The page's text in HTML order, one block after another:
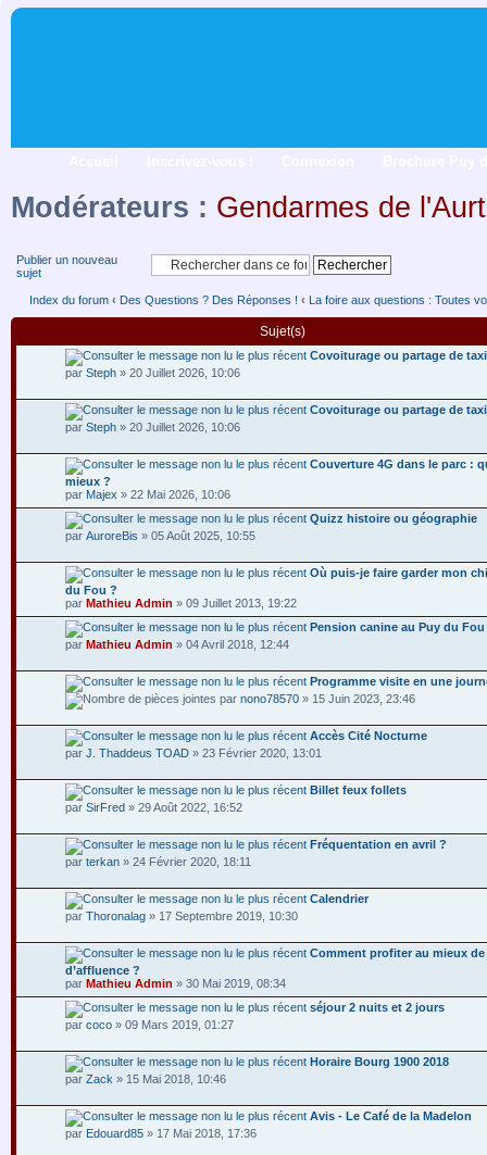
Modérateurs : Gendarmes de
Publier un nouveau
sujet
Index du forum ‹ Des Questions ? Des Réponses ! ‹ La foire aux questions : Toutes
Sujet(s)
Covoiturage ou partage de taxi
par Steph » 20 Juillet 2026, 10:06
Covoiturage ou partage de taxi
par Steph » 20 Juillet 2026, 10:06
Couverture 4G dans le parc :
mieux ?
par Majex » 22 Mai 2026, 10:06
Quizz histoire ou géographie
par AuroreBis » 05 Août 2025, 10:55
Où puis-je faire garder mon
du Fou ?
par Mathieu Admin » 09 Juillet 2013, 19:22
Pension canine au Puy du
par Mathieu Admin » 04 Avril 2018, 12:44
Programme visite en une
par nono78570 » 15 Juin 2023, 23:46
Accès Cité Nocturne
par J. Thaddeus TOAD » 23 Février 2020, 13:01
Billet feux follets
par SirFred » 29 Août 2022, 16:52
Fréquentation en avril ?
par terkan » 24 Février 2020, 18:11
Calendrier
par Thoronalag » 17 Septembre 2019, 10:30
Comment profiter au mieux
d’affluence ?
par Mathieu Admin » 30 Mai 2019, 08:34
séjour 2 nuits et 2 jours
par coco » 09 Mars 2019, 01:27
Horaire Bourg 1900 2018
par Zack » 15 Mai 2018, 10:46
Avis - Le Café de la Madelon
par Edouard85 » 17 Mai 2018, 17:36